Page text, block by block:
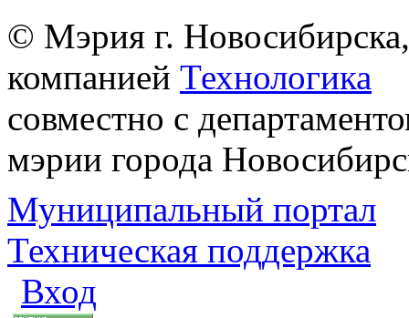
© Мэрия г.
компанией Технологика
совместно с
мэрии города
Муниципальный портал
Техническая поддержка
Вход